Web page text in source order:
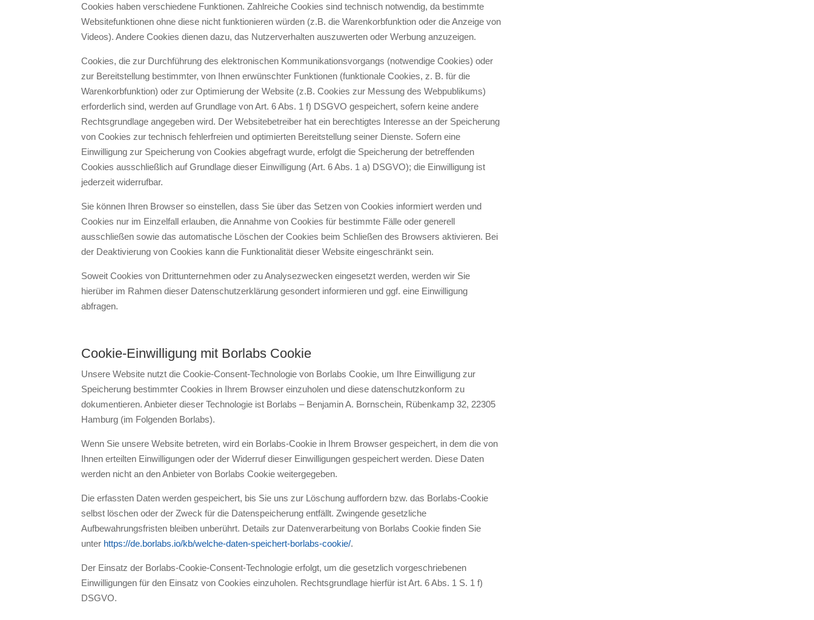
Cookies haben verschiedene Funktionen. Zahlreiche Cookies sind technisch notwendig, da bestimmte
Websitefunktionen ohne diese nicht funktionieren würden (z.B. die Warenkorbfunktion oder die Anzeige von
Videos). Andere Cookies dienen dazu, das Nutzerverhalten auszuwerten oder Werbung anzuzeigen.
Cookies, die zur Durchführung des elektronischen Kommunikationsvorgangs (notwendige Cookies) oder
zur Bereitstellung bestimmter, von Ihnen erwünschter Funktionen (funktionale Cookies, z. B. für die
Warenkorbfunktion) oder zur Optimierung der Website (z.B. Cookies zur Messung des Webpublikums)
erforderlich sind, werden auf Grundlage von Art. 6 Abs. 1 f) DSGVO gespeichert, sofern keine andere
Rechtsgrundlage angegeben wird. Der Websitebetreiber hat ein berechtigtes Interesse an der Speicherung
von Cookies zur technisch fehlerfreien und optimierten Bereitstellung seiner Dienste. Sofern eine
Einwilligung zur Speicherung von Cookies abgefragt wurde, erfolgt die Speicherung der betreffenden
Cookies ausschließlich auf Grundlage dieser Einwilligung (Art. 6 Abs. 1 a) DSGVO); die Einwilligung ist
jederzeit widerrufbar.
Sie können Ihren Browser so einstellen, dass Sie über das Setzen von Cookies informiert werden und
Cookies nur im Einzelfall erlauben, die Annahme von Cookies für bestimmte Fälle oder generell
ausschließen sowie das automatische Löschen der Cookies beim Schließen des Browsers aktivieren. Bei
der Deaktivierung von Cookies kann die Funktionalität dieser Website eingeschränkt sein.
Soweit Cookies von Drittunternehmen oder zu Analysezwecken eingesetzt werden, werden wir Sie
hierüber im Rahmen dieser Datenschutzerklärung gesondert informieren und ggf. eine Einwilligung
abfragen.
Cookie-Einwilligung mit Borlabs Cookie
Unsere Website nutzt die Cookie-Consent-Technologie von Borlabs Cookie, um Ihre Einwilligung zur
Speicherung bestimmter Cookies in Ihrem Browser einzuholen und diese datenschutzkonform zu
dokumentieren. Anbieter dieser Technologie ist Borlabs – Benjamin A. Bornschein, Rübenkamp 32, 22305
Hamburg (im Folgenden Borlabs).
Wenn Sie unsere Website betreten, wird ein Borlabs-Cookie in Ihrem Browser gespeichert, in dem die von
Ihnen erteilten Einwilligungen oder der Widerruf dieser Einwilligungen gespeichert werden. Diese Daten
werden nicht an den Anbieter von Borlabs Cookie weitergegeben.
Die erfassten Daten werden gespeichert, bis Sie uns zur Löschung auffordern bzw. das Borlabs-Cookie
selbst löschen oder der Zweck für die Datenspeicherung entfällt. Zwingende gesetzliche
Aufbewahrungsfristen bleiben unberührt. Details zur Datenverarbeitung von Borlabs Cookie finden Sie
unter https://de.borlabs.io/kb/welche-daten-speichert-borlabs-cookie/.
Der Einsatz der Borlabs-Cookie-Consent-Technologie erfolgt, um die gesetzlich vorgeschriebenen
Einwilligungen für den Einsatz von Cookies einzuholen. Rechtsgrundlage hierfür ist Art. 6 Abs. 1 S. 1 f)
DSGVO.